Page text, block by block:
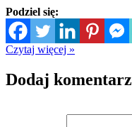
Podziel się:
Czytaj więcej »
Dodaj komentarz